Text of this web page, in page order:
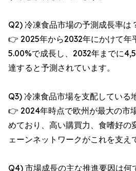
Q2) 冷凍食品市場の予測成長率は
👉 2025年から2032年にかけて年
5.00%で成長し、2032年までに
達すると予測されています。
Q3) 冷凍食品市場を支配している
👉 2024年時点で欧州が最大の市
めており、高い購買力、食嗜好の
ェーンネットワークがこれを支え
Q4) 市場成長の主な推進要因は何